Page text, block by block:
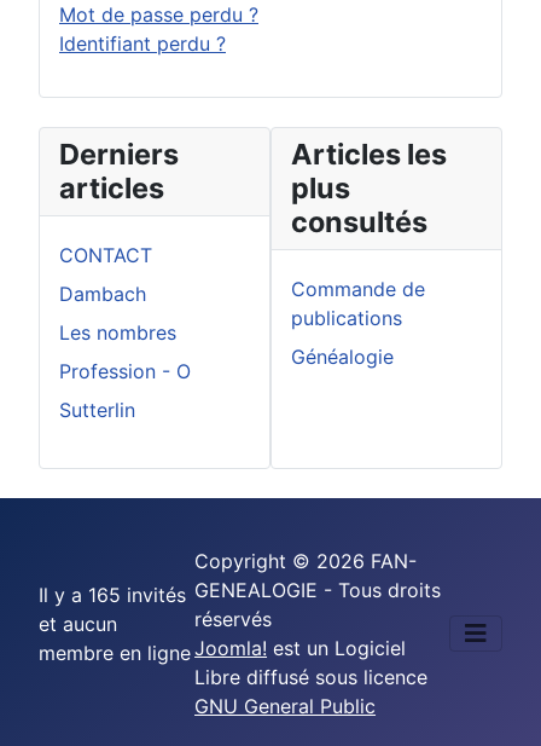
Mot de passe perdu ?
Identifiant perdu ?
Derniers
articles
CONTACT
Dambach
Les nombres
Profession - O
Sutterlin
Articles les
plus
consultés
Commande de
publications
Généalogie
Il y a 165 invités
et aucun
membre en ligne
Copyright © 2026 FAN-
GENEALOGIE - Tous droits
réservés
Joomla! est un Logiciel
Libre diffusé sous licence
GNU General Public